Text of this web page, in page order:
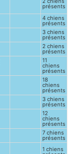
présents
4 chiens
présents
3 chiens
présents
2 chiens
présents
11
chiens
présents
18
chiens
présents
3 chiens
présents
12
chiens
présents
7 chiens
présents
1 chiens